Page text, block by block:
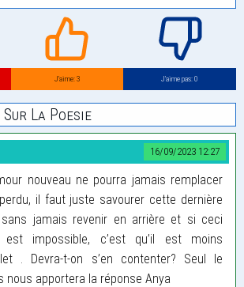
J’aime: 3 J’aime pas: 0
La Poesie
16/09/2023 12:27
nouveau ne pourra jamais remplacer
il faut juste savourer cette dernière
sans jamais revenir en arrière et si ceci
est impossible, c’est qu’il est moins
. Devra-t-on s’en contenter? Seul le
nous apportera la réponse Anya